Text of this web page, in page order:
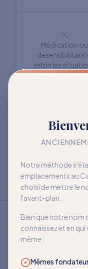
Notre méthode
emplacements au
choisi de mettre le
l'avant-plan.
Bien que notre nom
connaissez et en
même :
Mêmes
Médication ou
selon les
Objectif : mieux
avec la